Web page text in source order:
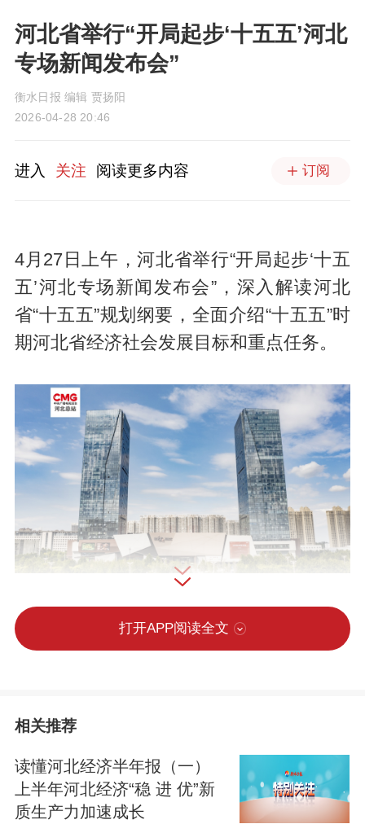
河北省举行“开局起步‘十五五’河北
专场新闻发布会”
衡水日报 编辑 贾扬阳
2026-04-28 20:46
进入 关注 阅读更多内容 订阅
4月27日上午，河北省举行“开局起步‘十五
五’河北专场新闻发布会”，深入解读河北
省“十五五”规划纲要，全面介绍“十五五”时
期河北省经济社会发展目标和重点任务。
《纲要》围绕基本实现社会主义现代化取
得决定性进展，提出了高质量发展、科技
21项主要指标，形成了远近结合、综合平
衡的科学目标体系。
打开APP阅读全文
相关推荐
读懂河北经济半年报（一）
上半年河北经济“稳 进 优”新
质生产力加速成长